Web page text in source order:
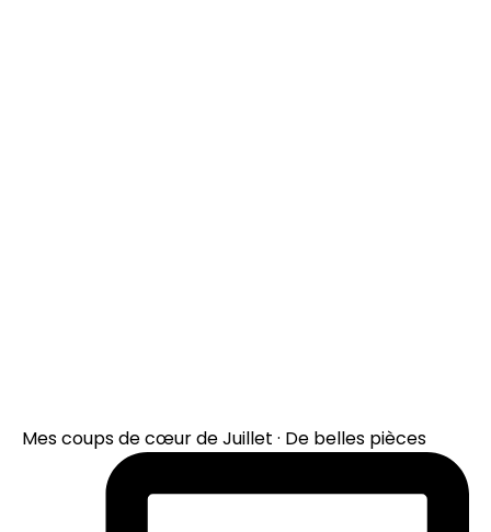
Mes coups de cœur de Juillet · De belles pièces